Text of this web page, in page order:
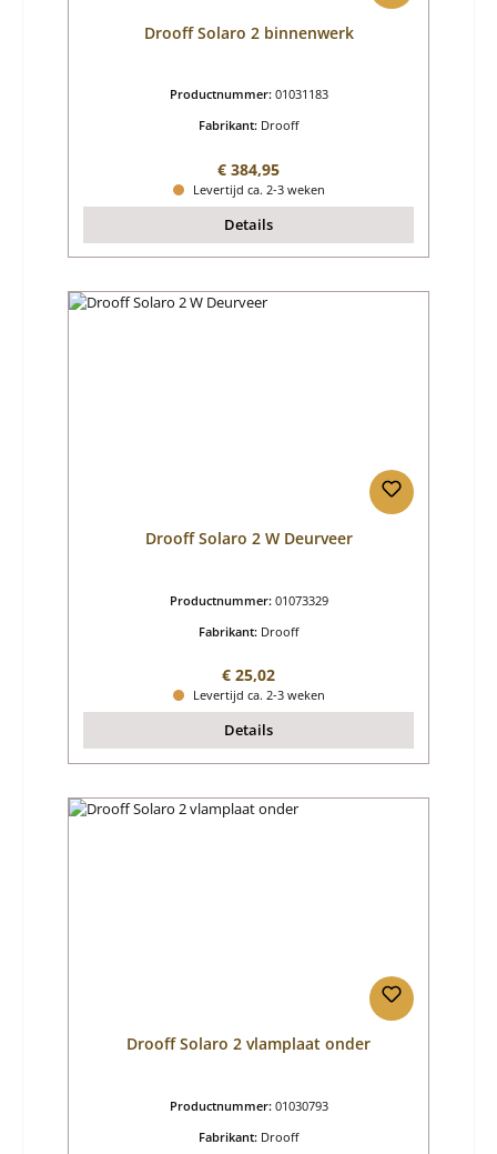
Drooff Solaro 2 binnenwerk
Productnummer: 01031183
Fabrikant: Drooff
Normale prijs:
€ 384,95
Levertijd ca. 2-3 weken
Details
Drooff Solaro 2 W Deurveer
Productnummer: 01073329
Fabrikant: Drooff
Normale prijs:
€ 25,02
Levertijd ca. 2-3 weken
Details
Drooff Solaro 2 vlamplaat onder
Productnummer: 01030793
Fabrikant: Drooff